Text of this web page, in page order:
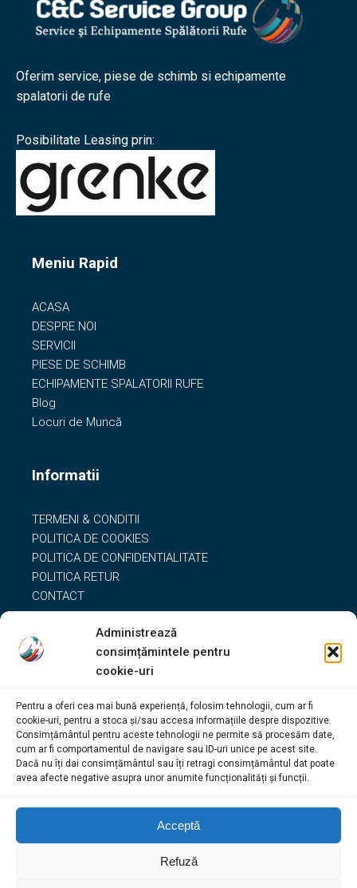
Administrează
consimțămintele pentru
cookie-uri
Pentru a oferi cea mai bună experiență, folosim tehnologii, cum ar fi
cookie-uri, pentru a stoca și/sau accesa informațiile despre dispozitive.
Consimțământul pentru aceste tehnologii ne permite să procesăm date,
cum ar fi comportamentul de navigare sau ID-uri unice pe acest site.
Dacă nu îți dai consimțământul sau îți retragi consimțământul dat poate
avea afecte negative asupra unor anumite funcționalități și funcții.
Acceptă
Refuză
Oferim service, piese de schimb si echipamente
spalatorii de rufe
Posibilitate Leasing prin:
Meniu Rapid
ACASA
DESPRE NOI
SERVICII
PIESE DE SCHIMB
ECHIPAMENTE SPALATORII RUFE
Blog
Locuri de Muncă
Informatii
TERMENI & CONDITII
POLITICA DE COOKIES
POLITICA DE CONFIDENTIALITATE
POLITICA RETUR
CONTACT
Date de Contact
office@servicemasinispalatindustriale.ro
vanzari@servicemasinispalatindustriale.ro
Sos. Oltenitei, nr.121, sector 4, Bucuresti